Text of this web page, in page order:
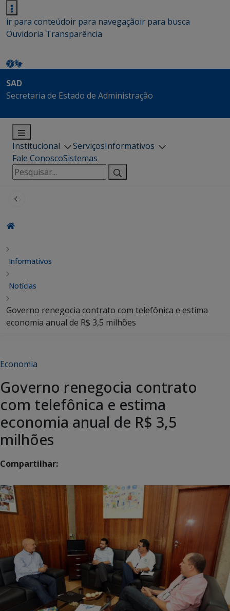
ir para conteúdoir para navegaçãoir para busca
Ouvidoria Transparência
SAD
Secretaria de Estado de Administração
Institucional ServiçosInformativos
Fale ConoscoSistemas
Pesquisar
por:
Informativos
Notícias
Governo renegocia contrato com telefônica e estima
economia anual de R$ 3,5 milhões
Economia
Governo renegocia contrato
com telefônica e estima
economia anual de R$ 3,5
milhões
Compartilhar: